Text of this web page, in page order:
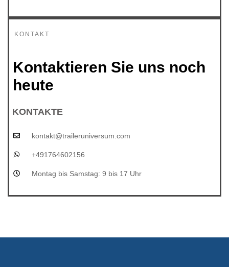
KONTAKT
Kontaktieren Sie uns noch
heute
KONTAKTE
kontakt@traileruniversum.com
+491764602156
Montag bis Samstag: 9 bis 17 Uhr